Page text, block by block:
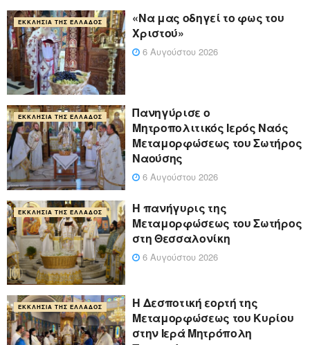
ΕΚΚΛΗΣΊΑ ΤΗΣ ΕΛΛΆΔΟΣ
«Να μας οδηγεί το φως του
Χριστού»
6 Αυγούστου 2026
ΕΚΚΛΗΣΊΑ ΤΗΣ ΕΛΛΆΔΟΣ
Πανηγύρισε ο
Μητροπολιτικός Ιερός Ναός
Μεταμορφώσεως του Σωτήρος
Ναούσης
6 Αυγούστου 2026
ΕΚΚΛΗΣΊΑ ΤΗΣ ΕΛΛΆΔΟΣ
Η πανήγυρις της
Μεταμορφώσεως του Σωτήρος
στη Θεσσαλονίκη
6 Αυγούστου 2026
ΕΚΚΛΗΣΊΑ ΤΗΣ ΕΛΛΆΔΟΣ
Η Δεσποτική εορτή της
Μεταμορφώσεως του Κυρίου
στην Ιερά Μητρόπολη